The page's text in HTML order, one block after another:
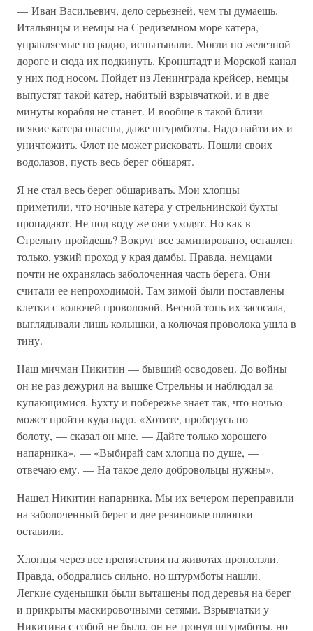
— Иван Васильевич, дело серьезней, чем ты думаешь.
Итальянцы и немцы на Средиземном море катера,
управляемые по радио, испытывали. Могли по железной
дороге и сюда их подкинуть. Кронштадт и Морской канал
у них под носом. Пойдет из Ленинграда крейсер, немцы
выпустят такой катер, набитый взрывчаткой, и в две
минуты корабля не станет. И вообще в такой близи
всякие катера опасны, даже штурмботы. Надо найти их и
уничтожить. Флот не может рисковать. Пошли своих
водолазов, пусть весь берег обшарят.
Я не стал весь берег обшаривать. Мои хлопцы
приметили, что ночные катера у стрельнинской бухты
пропадают. Не под воду же они уходят. Но как в
Стрельну пройдешь? Вокруг все заминировано, оставлен
только, узкий проход у края дамбы. Правда, немцами
почти не охранялась заболоченная часть берега. Они
считали ее непроходимой. Там зимой были поставлены
клетки с колючей проволокой. Весной топь их засосала,
выглядывали лишь колышки, а колючая проволока ушла в
тину.
Наш мичман Никитин — бывший осводовец. До войны
он не раз дежурил на вышке Стрельны и наблюдал за
купающимися. Бухту и побережье знает так, что ночью
может пройти куда надо. «Хотите, проберусь по
болоту, — сказал он мне. — Дайте только хорошего
напарника». — «Выбирай сам хлопца по душе, —
отвечаю ему. — На такое дело добровольцы нужны».
Нашел Никитин напарника. Мы их вечером переправили
на заболоченный берег и две резиновые шлюпки
оставили.
Хлопцы через все препятствия на животах проползли.
Правда, ободрались сильно, но штурмботы нашли.
Легкие суденышки были вытащены под деревья на берег
и прикрыты маскировочными сетями. Взрывчатки у
Никитина с собой не было, он не тронул штурмботы, но